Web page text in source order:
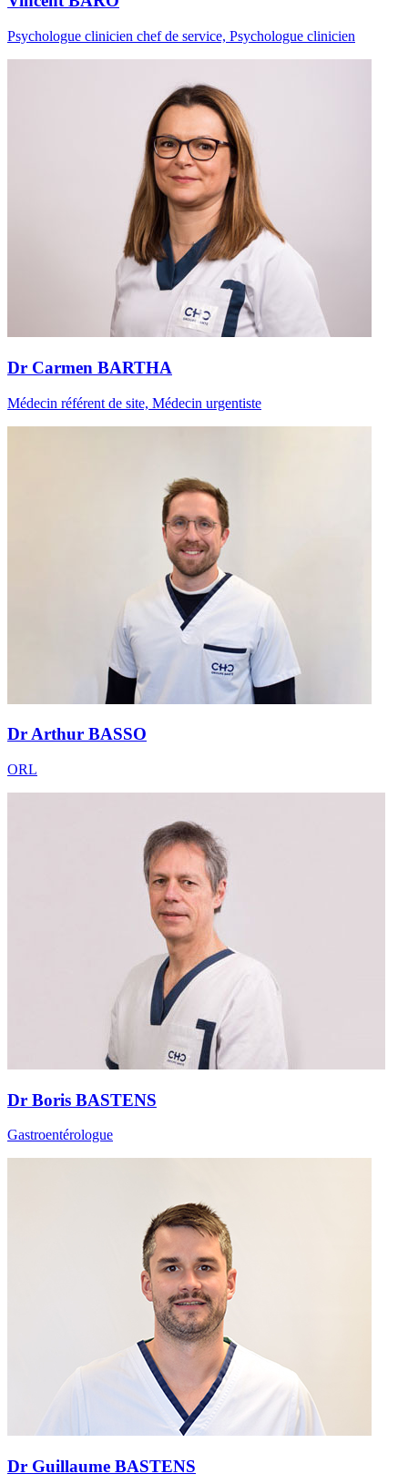
Psychologue clinicien chef de service, Psychologue clinicien
Dr Carmen BARTHA
Médecin référent de site, Médecin urgentiste
Dr Arthur BASSO
ORL
Dr Boris BASTENS
Gastroentérologue
Dr Guillaume BASTENS